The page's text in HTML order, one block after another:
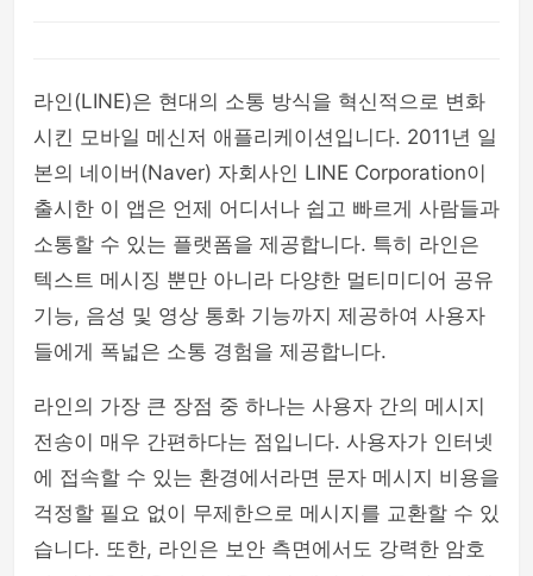
라인(LINE)은 현대의 소통 방식을 혁신적으로 변화
시킨 모바일 메신저 애플리케이션입니다. 2011년 일
본의 네이버(Naver) 자회사인 LINE Corporation이
출시한 이 앱은 언제 어디서나 쉽고 빠르게 사람들과
소통할 수 있는 플랫폼을 제공합니다. 특히 라인은
텍스트 메시징 뿐만 아니라 다양한 멀티미디어 공유
기능, 음성 및 영상 통화 기능까지 제공하여 사용자
들에게 폭넓은 소통 경험을 제공합니다.
라인의 가장 큰 장점 중 하나는 사용자 간의 메시지
전송이 매우 간편하다는 점입니다. 사용자가 인터넷
에 접속할 수 있는 환경에서라면 문자 메시지 비용을
걱정할 필요 없이 무제한으로 메시지를 교환할 수 있
습니다. 또한, 라인은 보안 측면에서도 강력한 암호